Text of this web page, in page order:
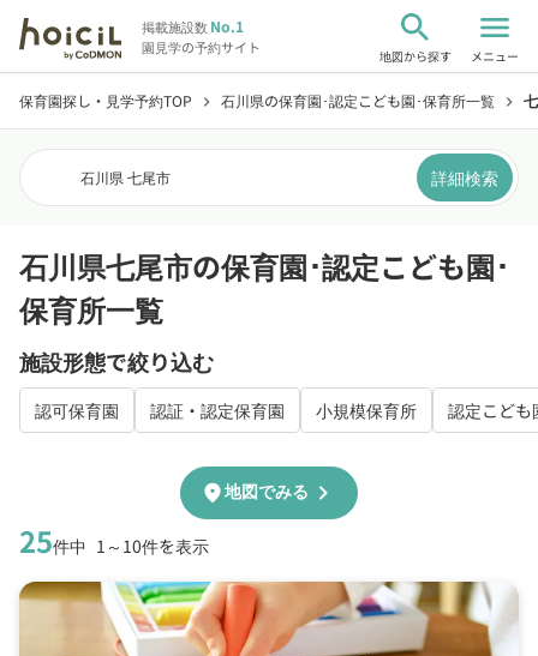
掲載施設数No.1
園見学の予約サイト
search
地図から探す
menu
メニュー
保育園探し・見学予約TOP chevron_right 石川県の保育園･認定こども園･保育所一覧 chevron_right
石川県 七尾市 詳細検索
石川県七尾市の保育園･認定こども園･
保育所一覧
施設形態で絞り込む
認可保育園 認証・認定保育園 小規模保育所 認定こども
25件中 1～10件を表示
location_on地図でみる chevron_right